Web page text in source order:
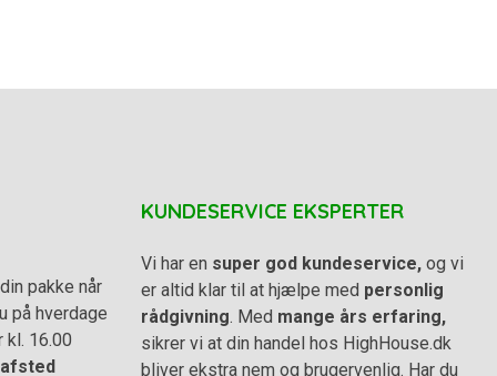
pakke når
på hverdage
16.00
afsted
KUNDESERVICE EKSPERTER
Vi har en super god kundeservice, og vi
er altid klar til at hjælpe med personlig
rådgivning. Med mange års erfaring,
sikrer vi at din handel hos HighHouse.dk
bliver ekstra nem og brugervenlig. Har du